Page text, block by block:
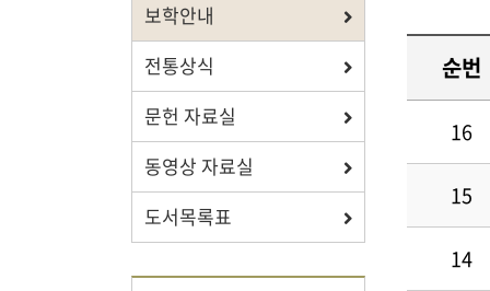
효행 정신과 숭조돈종의 사상이
투철한 장학생을 지원합니다.
자료실
보학, 전통상식, 도서관에서
보학안내
전통상식
문헌 자료실
동영상 자료실
도서목록표
순번
16
15
14